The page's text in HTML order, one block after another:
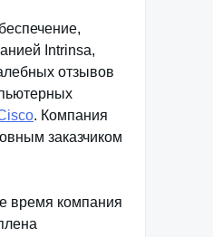
Intrinsa,
отзывов
. Компания
заказчиком
время компания